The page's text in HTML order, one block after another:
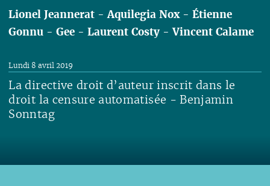
Lionel Jeannerat -Aquilegia Nox-Étienne
Gonnu -Gee -Laurent Costy -Vincent Calame
Lire
La directive droit d’auteur inscrit dans le
droit la censure automatisée - Benjamin
Sonntag
Lundi 8 avril 2019